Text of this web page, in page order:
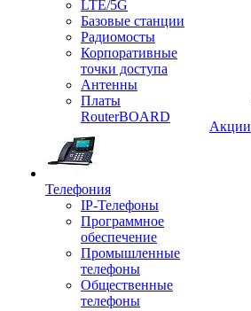
LTE/5G
Базовые станции
Радиомосты
Корпоративные
точки доступа
Антенны
Платы
RouterBOARD
Телефония
IP-Телефоны
Программное
обеспечение
Промышленные
телефоны
Общественные
телефоны
Акции